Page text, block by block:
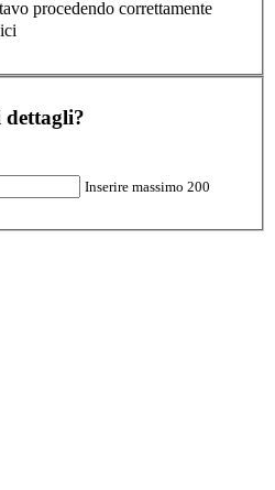
procedendo correttamente
dettagli?
Inserire massimo 200